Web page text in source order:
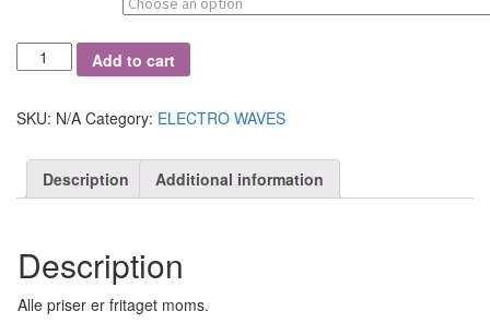
Quantity Add to cart
SKU: N/A Category: ELECTRO WAVES
Description Additional information
Description
Alle priser er fritaget moms.